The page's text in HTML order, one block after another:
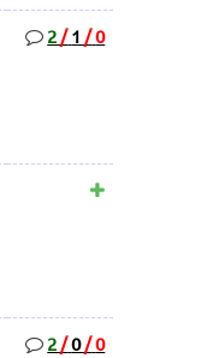
2 / 1 /0
2 /0/0